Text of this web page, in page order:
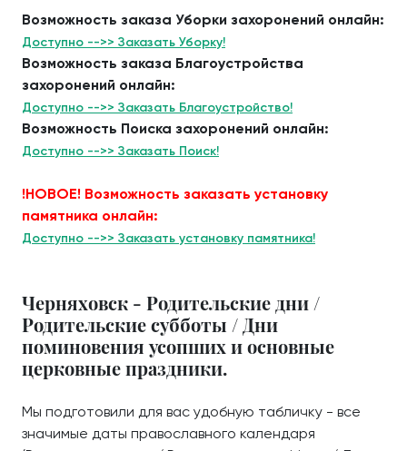
Возможность заказа Уборки захоронений онлайн:
Доступно -->> Заказать Уборку!
Возможность заказа Благоустройства
захоронений онлайн:
Доступно -->> Заказать Благоустройство!
Возможность Поиска захоронений онлайн:
Доступно -->> Заказать Поиск!
!НОВОЕ! Возможность заказать установку
памятника онлайн:
Доступно -->> Заказать установку памятника!
Черняховск - Родительские дни /
Родительские субботы / Дни
поминовения усопших и основные
церковные праздники.
Мы подготовили для вас удобную табличку - все
значимые даты православного календаря